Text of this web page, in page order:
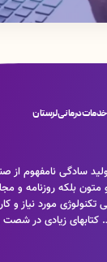
درمانی لرستان
سادگی نامفهوم از
بلکه روزنامه و
مورد نیاز و
کتابهای زیادی در